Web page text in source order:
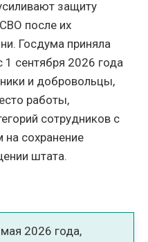
защиту
после их
Госдума приняла
1 сентября 2026 года
и добровольцы,
работы,
сотрудников с
сохранение
штата.
2026 года,